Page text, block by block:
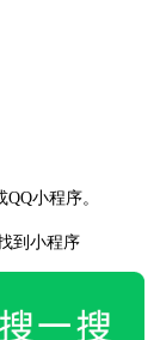
小程序。
到小程序